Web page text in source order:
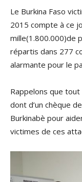
Le Burkina Faso
2015 compte à ce
mille(1.800.000)de
répartis dans 277
alarmante pour le
Rappelons que
dont d’un chèque
Burkinabè pour
victimes de ces